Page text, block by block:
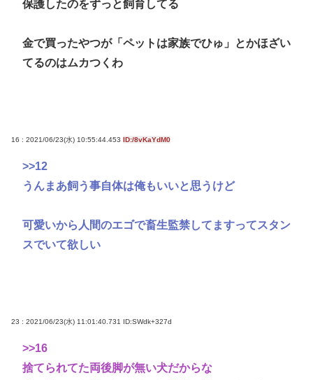
保護したのをずっと飼育してる
金で買ったやつが「ペットは家族でひゅ」とかほざい
てるのはムカつくわ
16 : 2021/06/23(水) 10:55:44.453 ID:/8vKaYdM0
>>12
うんまあ飼う事自体は俺もいいと思うけど
可愛いから人間のエゴで畜生監禁してますってスタン
スでいて欲しい
23 : 2021/06/23(水) 11:01:40.731 ID:SWdk+327d
>>16
捨てられてた両後脚が無い犬だからな